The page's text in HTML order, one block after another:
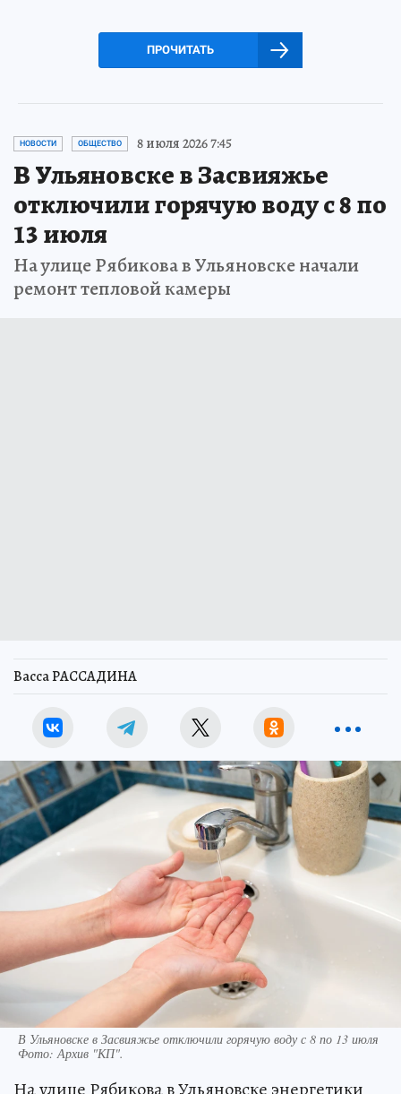
ПРОЧИТАТЬ
НОВОСТИ ОБЩЕСТВО 8 июля 2026 7:45
В Ульяновске в Засвияжье
отключили горячую воду с 8 по
13 июля
На улице Рябикова в Ульяновске начали
ремонт тепловой камеры
Васса РАССАДИНА
В Ульяновске в Засвияжье отключили горячую воду с 8 по 13 июля
Фото:Архив "КП".